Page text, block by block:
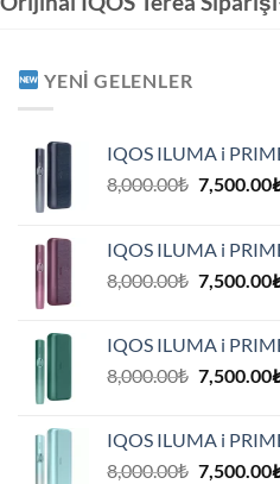
YENI GELENLER
IQOS ILUMA i
8,000.00₺ Orijinal
7,500.00
IQOS ILUMA i PRIME
8,000.00₺ Orijinal
7,500.00
IQOS ILUMA i
8,000.00₺ Orijinal
7,500.00
IQOS ILUMA i
8,000.00₺ Orijinal
7,500.00